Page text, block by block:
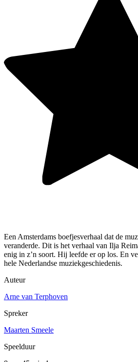
Een Amsterdams boefjesverhaal dat de
veranderde. Dit is het verhaal van Ilja
enig in z’n soort. Hij leefde er op los. En
hele Nederlandse muziekgeschiedenis.
Auteur
Arne van Terphoven
Spreker
Maarten Smeele
Speelduur